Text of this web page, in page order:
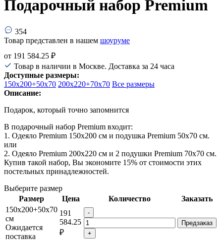
Подарочный набор Premium
354
Товар представлен в нашем шоуруме
от 191 584.25 ₽
Товар в наличии в Москве. Доставка за 24 часа
Доступные размеры:
150x200+50x70 200x220+70x70 Все размеры
Описание:
Подарок, который точно запомнится
В подарочный набор Premium входит:
1. Одеяло Premium 150х200 см и подушка Premium 50х70 см.
или
2. Одеяло Premium 200х220 см и 2 подушки Premium 70х70 см.
Купив такой набор, Вы экономите 15% от стоимости этих
постельных принадлежностей.
Выберите размер
Размер
Цена Количество
Заказать
150x200+50x70
см
Ожидается
поставка
191
584.25
₽